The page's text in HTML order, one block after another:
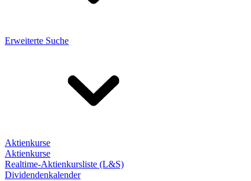
Erweiterte Suche
Aktienkurse
Aktienkurse
Realtime-Aktienkursliste (L&S)
Dividendenkalender